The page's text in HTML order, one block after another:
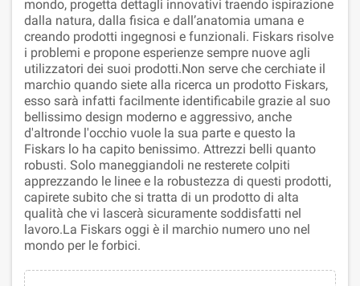
mondo, progetta dettagli innovativi traendo ispirazione
dalla natura, dalla fisica e dall’anatomia umana e
creando prodotti ingegnosi e funzionali. Fiskars risolve
i problemi e propone esperienze sempre nuove agli
utilizzatori dei suoi prodotti.Non serve che cerchiate il
marchio quando siete alla ricerca un prodotto Fiskars,
esso sarà infatti facilmente identificabile grazie al suo
bellissimo design moderno e aggressivo, anche
d'altronde l'occhio vuole la sua parte e questo la
Fiskars lo ha capito benissimo. Attrezzi belli quanto
robusti. Solo maneggiandoli ne resterete colpiti
apprezzando le linee e la robustezza di questi prodotti,
capirete subito che si tratta di un prodotto di alta
qualità che vi lascerà sicuramente soddisfatti nel
lavoro.La Fiskars oggi è il marchio numero uno nel
mondo per le forbici.